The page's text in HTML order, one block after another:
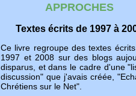
APPROCHES
Textes écrits de 1997 à
Ce livre regroupe des textes
1997 et 2008 sur des blogs
disparus, et dans le cadre d'une
discussion" que j'avais créée,
Chrétiens sur le Net".